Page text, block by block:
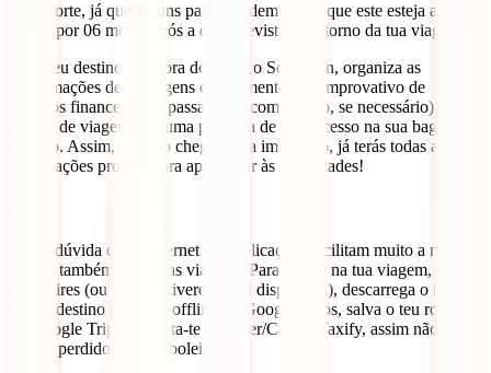
passaporte, já que alguns países podem exigir que este esteja ainda
válido por 06 meses após a data prevista de retorno da tua viagem.
Caso teu destino seja fora do Espaço Schengen, organiza as
confirmações de passagens e alojamento, o comprovativo de
recursos financeiros, o passaporte (com o visto, se necessário) e o
seguro de viagem, em uma pastinha de fácil acesso na sua bagagem
de mão. Assim, quando chegares na imigração, já terás todas as
informações prontas para apresentar às autoridades!
Não é dúvida que a internet e as aplicações facilitam muito a nossa
vida, e também as nossas viagens! Para ajudar na tua viagem, antes
de partires (ou quando tiveres Wi-fi disponível), descarrega o mapa
do teu destino para uso offline no Google Maps, salva o teu roteiro
no Google Trips e regista-te no Uber/Cabify/Taxify, assim não
ficarás perdido ou sem boleia.